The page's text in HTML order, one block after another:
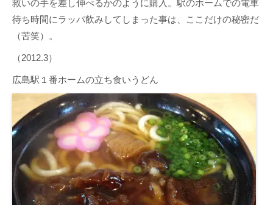
救いの手を差し伸べるかのように購入。駅のホームでの電車
待ち時間にラッパ飲みしてしまった事は、ここだけの秘密だ
（苦笑）。
（2012.3）
広島駅１番ホームの立ち食いうどん